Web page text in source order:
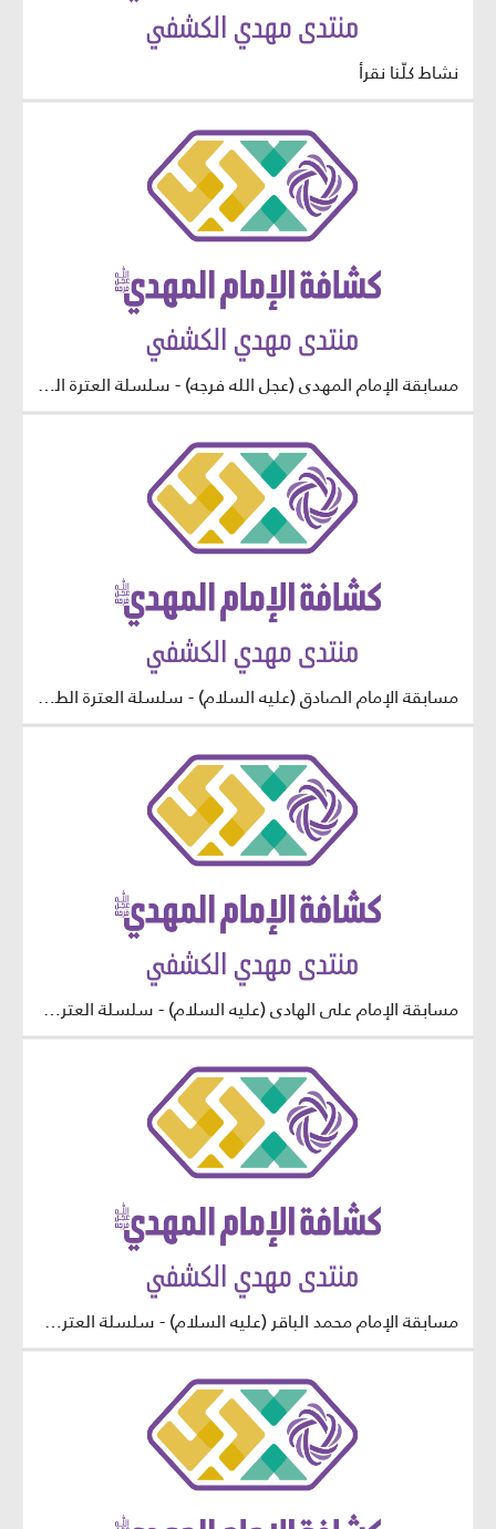
نشاط كلُّنا نقرأ
مسابقة الإمام المهدي (عجل الله فرجه) - سلسلة العترة الطاهرة - مرحلة البراعم
مسابقة الإمام الصادق (عليه السلام) - سلسلة العترة الطاهرة - مرحلة البراعم
مسابقة الإمام علي الهادي (عليه السلام) - سلسلة العترة الطاهرة - مرحلة البراعم
مسابقة الإمام محمد الباقر (عليه السلام) - سلسلة العترة الطاهرة - مرحلة البراعم